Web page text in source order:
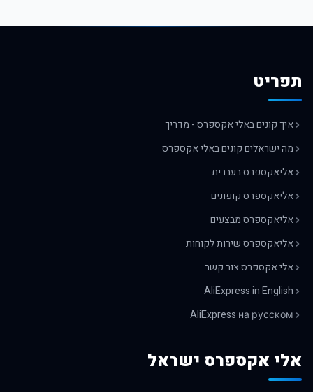
תפריט
איך קונים באלי אקספרס - מדריך
מה ישראלים קונים באלי אקספרס
אליאקספרס בעברית
אליאקספרס קופונים
אליאקספרס מבצעים
אליאקספרס שירות לקוחות
אלי אקספרס צור קשר
AliExpress in English
AliExpress на русском
אלי אקספרס ישראל